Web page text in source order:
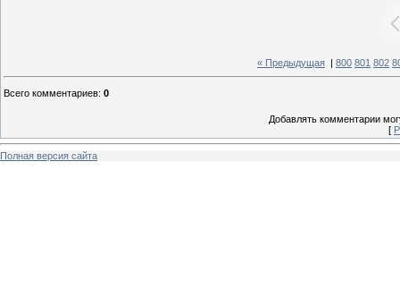
« Предыдущая 800 801 802
Всего комментариев: 0
Добавлять комментарии
[
Полная версия сайта